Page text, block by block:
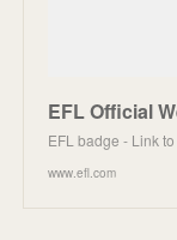
EFL Official
EFL badge - Link
www.efl.com